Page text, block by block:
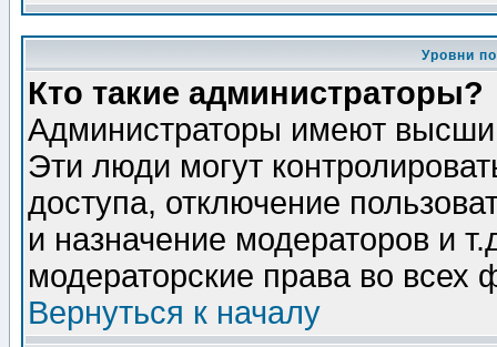
Уровни
Кто такие администраторы?
Администраторы имеют
Эти люди могут
доступа, отключение
и назначение модераторов и
модераторские права во всех
Вернуться к началу